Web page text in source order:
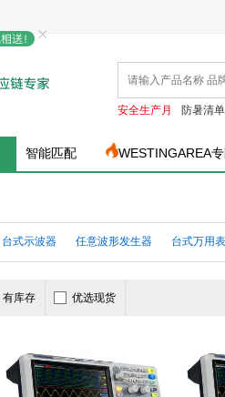
安全生产月 防暑清单
智能匹配 WESTINGAREA
台式示波器 任意波形发生器 台式万用表
有库存 优选现货